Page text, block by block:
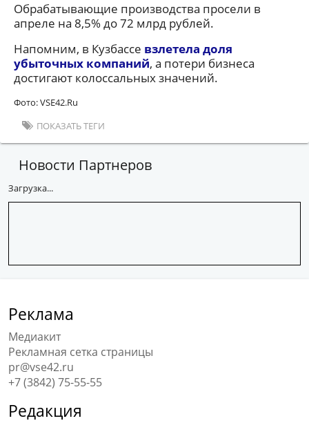
Обрабатывающие производства просели в
апреле на 8,5% до 72 млрд рублей.
Напомним, в Кузбассе взлетела доля
убыточных компаний, а потери бизнеса
достигают колоссальных значений.
Фото: VSE42.Ru
ПОКАЗАТЬ ТЕГИ
Новости Партнеров
Загрузка...
Реклама
Медиакит
Рекламная сетка страницы
pr@vse42.ru
+7 (3842) 75-55-55
Редакция